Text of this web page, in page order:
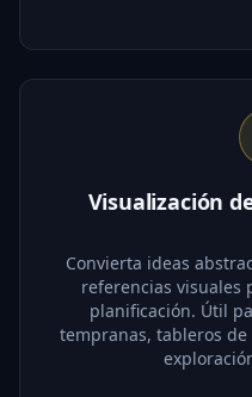
Visualización
Convierta ideas
referencias visuales
planificación. Útil
tempranas, tableros